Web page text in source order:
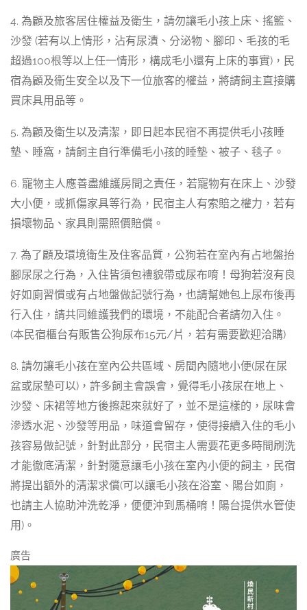
4. 為顧及旅客居住權益及衛生，請勿讓毛小孩上床、搖籃、
沙發 (若有以上情形，沾有尿漬、分泌物、腳印、毛孩的毛
超過100根等以上任一情形，構成毛小還有上床的事實)，民
宿為顧及衛生安全以及下一位旅客的權益，將請飼主直接購
買床具用品等。
5. 為顧及衛生以及清潔，即日起本民宿不再提供毛小孩睡
墊、睡窩，請飼主自行準備毛小孩的睡墊、被子、毯子。
6. 寵物主人應善盡維護房間之責任，若寵物有在床上、沙發
大小便，或抓傷家具等行為，民宿主人有索賠之權力，若有
損壞物品、家具則需照價賠償。
7. 為了顧及環境衛生及住客品質，公狗若在室內有占地盤抬
腳尿尿之行為，入住皆須包禮貌帶或尿布唷！母狗若沒有良
好如廁習慣或有占地盤做記號行為，也請幫她包上尿布後再
行入住，請共同維護我們的環境，不能配合者請勿入住。
(本民宿櫃台有販售公狗尿布15元/片，若有需要歡迎洽購)
8. 請勿讓毛小孩在室內公共區域、房間內隨地小便(尿在尿
盆或尿墊可以)，許多飼主會誤會，覺得毛小孩尿在地上、
沙發、床裙等地方後擦起來就好了，並不是這樣的，尿味會
滲透水泥、沙發等用品，味道會留存，使得接續入住的毛小
孩容易做記號，針對此部分，民宿主人需要花更多時間刷洗
才能徹底清潔，針對隨意讓毛小孩在室內小便的飼主，民宿
將提出額外的清潔求償(可以讓毛小孩在浴室、陽台如廁，
也請主人協助沖洗乾淨，便便沖到馬桶唷！陽台提供水管使
用)。
廣告